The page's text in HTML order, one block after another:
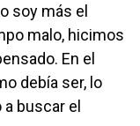
soy más el
malo, hicimos
En el
debía ser, lo
buscar el